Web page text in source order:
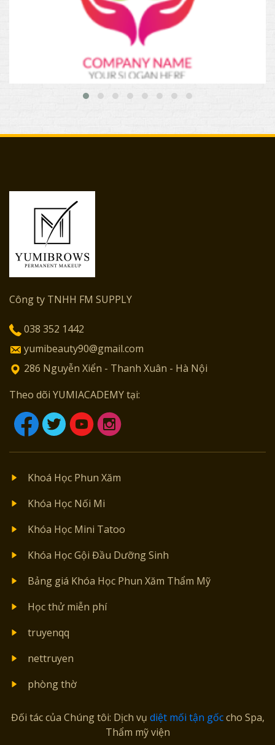
Công ty TNHH FM SUPPLY
038 352 1442
yumibeauty90@gmail.com
286 Nguyễn Xiển - Thanh Xuân - Hà Nội
Theo dõi YUMIACADEMY tại:
Khoá Học Phun Xăm
Khóa Học Nối Mi
Khóa Học Mini Tatoo
Khóa Học Gội Đầu Dưỡng Sinh
Bảng giá Khóa Học Phun Xăm Thẩm Mỹ
Học thử miễn phí
truyenqq
nettruyen
phòng thờ
Đối tác của Chúng tôi: Dịch vụ diệt mối tận gốccho Spa,
Thẩm mỹ viện